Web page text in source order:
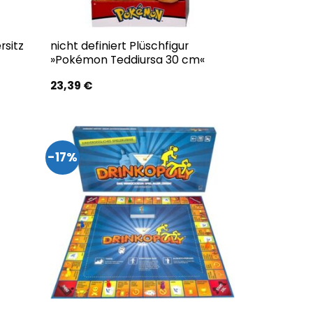
nicht definiert Plüschfigur
»Pokémon Teddiursa 30 cm«
23,39 €
-17%